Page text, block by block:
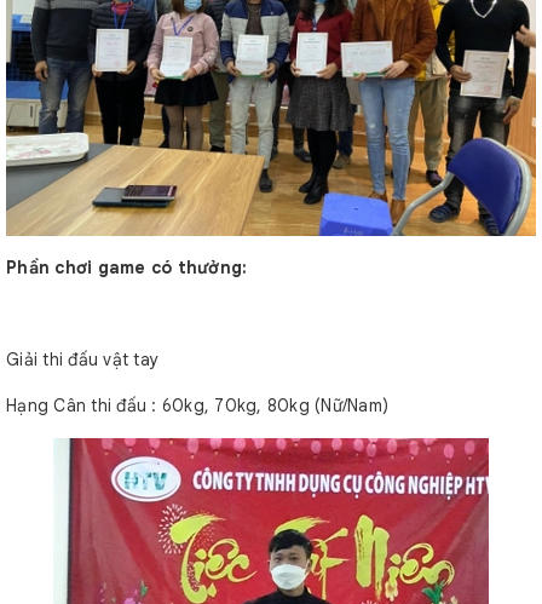
Phần chơi game có thưởng:
Giải thi đấu vật tay
Hạng Cân thi đấu : 60kg, 70kg, 80kg (Nữ/Nam)